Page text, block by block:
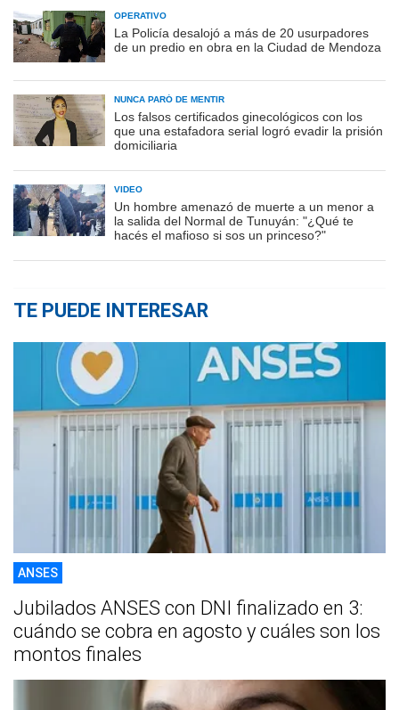
OPERATIVO
La Policía desalojó a más de 20 usurpadores
de un predio en obra en la Ciudad de Mendoza
NUNCA PARÓ DE MENTIR
Los falsos certificados ginecológicos con los
que una estafadora serial logró evadir la prisión
domiciliaria
VIDEO
Un hombre amenazó de muerte a un menor a
la salida del Normal de Tunuyán: "¿Qué te
hacés el mafioso si sos un princeso?"
TE PUEDE INTERESAR
ANSES
Jubilados ANSES con DNI finalizado en 3:
cuándo se cobra en agosto y cuáles son los
montos finales